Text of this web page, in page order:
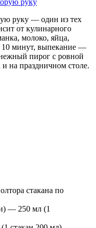
руку — один из тех
от кулинарного
молоко, яйца,
10 минут, выпекание —
пирог с ровной
на праздничном столе.
стакана по
— 250 мл (1